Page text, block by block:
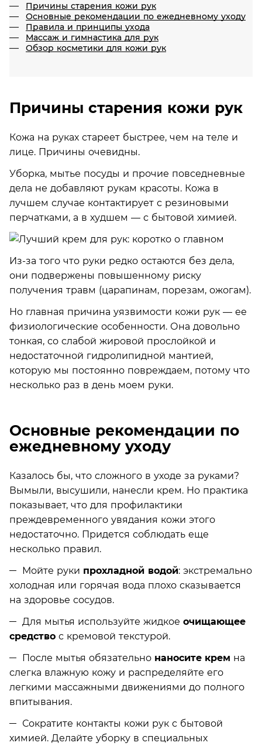
Причины старения кожи рук
Основные рекомендации по ежедневному уходу
Правила и принципы ухода
Массаж и гимнастика для рук
Обзор косметики для кожи рук
Причины старения кожи рук
Кожа на руках стареет быстрее, чем на теле и
лице. Причины очевидны.
Уборка, мытье посуды и прочие повседневные
дела не добавляют рукам красоты. Кожа в
лучшем случае контактирует с резиновыми
перчатками, а в худшем — с бытовой химией.
Из-за того что руки редко остаются без дела,
они подвержены повышенному риску
получения травм (царапинам, порезам, ожогам).
Но главная причина уязвимости кожи рук — ее
физиологические особенности. Она довольно
тонкая, со слабой жировой прослойкой и
недостаточной гидролипидной мантией,
которую мы постоянно повреждаем, потому что
несколько раз в день моем руки.
Основные рекомендации по
ежедневному уходу
Казалось бы, что сложного в уходе за руками?
Вымыли, высушили, нанесли крем. Но практика
показывает, что для профилактики
преждевременного увядания кожи этого
недостаточно. Придется соблюдать еще
несколько правил.
Мойте руки прохладной водой: экстремально
холодная или горячая вода плохо сказывается
на здоровье сосудов.
Для мытья используйте жидкое очищающее
средство с кремовой текстурой.
После мытья обязательно наносите крем на
слегка влажную кожу и распределяйте его
легкими массажными движениями до полного
впитывания.
Сократите контакты кожи рук с бытовой
химией. Делайте уборку в специальных